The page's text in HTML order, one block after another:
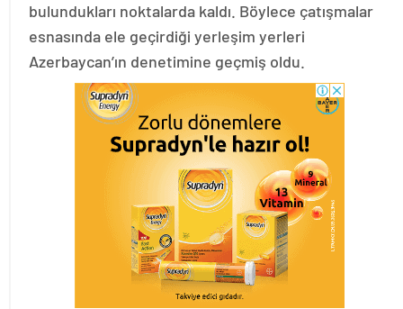
bulundukları noktalarda kaldı. Böylece çatışmalar
esnasında ele geçirdiği yerleşim yerleri
Azerbaycan’ın denetimine geçmiş oldu.